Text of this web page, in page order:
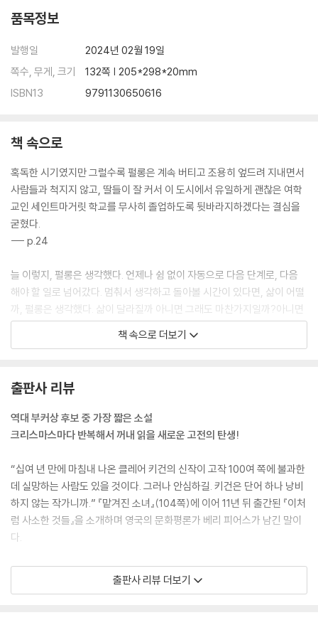
품목정보
발행일
2024년 02월 19일
쪽수, 무게, 크기
132쪽 | 205*298*20mm
ISBN13
9791130650616
책 속으로
혹독한 시기였지만 그럴수록 펄롱은 계속 버티고 조용히 엎드려 지내면서
사람들과 척지지 않고, 딸들이 잘 커서 이 도시에서 유일하게 괜찮은 여학
교인 세인트마거릿 학교를 무사히 졸업하도록 뒷바라지하겠다는 결심을
굳혔다.
--- p.24
늘 이렇지, 펄롱은 생각했다. 언제나 쉼 없이 자동으로 다음 단계로, 다음
해야 할 일로 넘어갔다. 멈춰서 생각하고 돌아볼 시간이 있다면, 삶이 어떨
까, 펄롱은 생각했다. 삶이 달라질까 아니면 그래도 마찬가지일까?아니면
그저 일상이 엉망진창 흐트러지고 말까?
어 있도록 내버려두었다. 실라는 리베나 농축액을 섞어 주스를 한 주전자
만들었고 펄롱은 레이번 스토브 앞에 자리 잡고서 소다빵 조각을 긴 포크
에 꽂아 구웠다. 굽고 나면 아이들이 버터를 바르고 마마이트나 레몬 커드
너무 가까이 갖다 댄 자기 탓이라며 그냥 먹었는데, 갑자기 무언가가 목구
멍에서 울컥 치밀었다. 마치 이런 밤이 다시는 오지 않을 것 같은 느낌이 들
었다.
--- p.35
각을 종종 했다. 마흔을 바라보는 나이가 되었는데 어딘가로 가고 있는 것
같지도 뭔가 발전하는 것 같지도 않았고 때로 이 나날이 대체 무슨 의미가
있나 하는 생각을 지울 수가 없었다.
책 속으로 더보기
출판사 리뷰
역대 부커상 후보 중 가장 짧은 소설
크리스마스마다 반복해서 꺼내 읽을 새로운 고전의 탄생!
“십여 년 만에 마침내 나온 클레어 키건의 신작이 고작 100여 쪽에 불과한
데 실망하는 사람도 있을 것이다. 그러나 안심하길. 키건은 단어 하나 낭비
하지 않는 작가니까.” 『맡겨진 소녀』(104쪽)에 이어 11년 뒤 출간된 『이처
럼 사소한 것들』을 소개하며 영국의 문화평론가 베리 피어스가 남긴 말이
다.
키건은 자국 아일랜드를 비롯한 유럽에서 이미 거장의 반열에 오른 작가였
으나, 다른 대륙으로까지는 그 명성이 채 전해지지 않았었다. 그러나 2021
출판사 리뷰 더보기